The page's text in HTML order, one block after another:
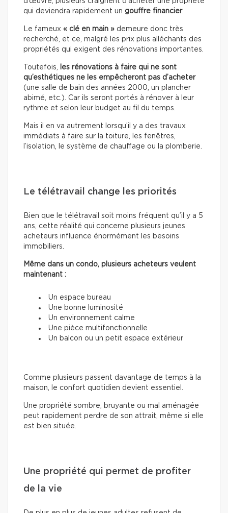
qui deviendra rapidement un gouffre financier.
Le fameux « clé en main » demeure donc très
recherché, et ce, malgré les prix plus alléchants des
propriétés qui exigent des rénovations importantes.
Toutefois,
les rénovations à faire qui ne sont
qu’esthétiques ne les empêcheront pas d’acheter
(une salle de bain des années 2000, un plancher
abimé, etc.). Car ils seront portés à rénover à leur
rythme et selon leur budget au fil du temps.
Mais il en va autrement lorsqu’il y a des travaux
immédiats à faire sur la toiture, les fenêtres,
l’isolation, le système de chauffage ou la plomberie.
Le télétravail change les priorités
Bien que le télétravail soit moins fréquent qu’il y a 5
ans, cette réalité qui concerne plusieurs jeunes
acheteurs influence énormément les besoins
immobiliers.
Même dans un condo, plusieurs acheteurs veulent
maintenant :
Un espace bureau
Une bonne luminosité
Un environnement calme
Une pièce multifonctionnelle
Un balcon ou un petit espace extérieur
Comme plusieurs passent davantage de temps à la
maison, le confort quotidien devient essentiel.
Une propriété sombre, bruyante ou mal aménagée
peut rapidement perdre de son attrait, même si elle
est bien située.
Une propriété qui permet de profiter
de la vie